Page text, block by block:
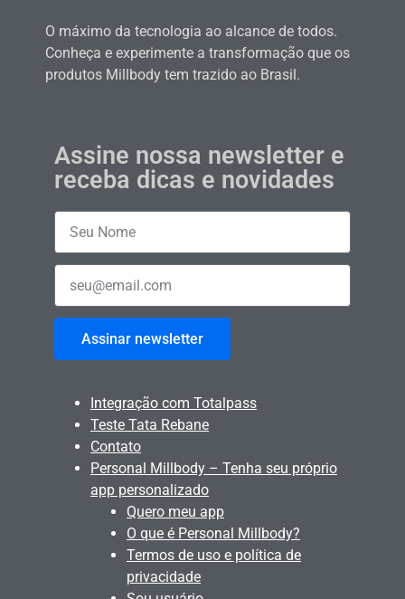
O máximo da tecnologia ao alcance de todos.
Conheça e experimente a transformação que os
produtos Millbody tem trazido ao Brasil.
Assine nossa newsletter e
receba dicas e novidades
Assinar newsletter
Integração com Totalpass
Teste Tata Rebane
Contato
Personal Millbody – Tenha seu próprio
app personalizado
Quero meu app
O que é Personal Millbody?
Termos de uso e política de
privacidade